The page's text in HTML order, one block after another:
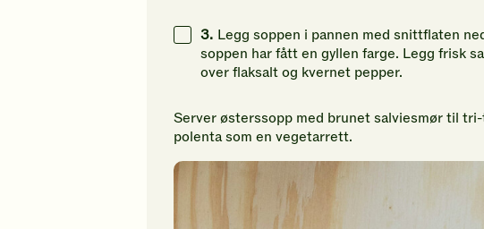
3. Legg soppen i pannen med snittflaten
soppen har fått en gyllen farge. Legg frisk
over flaksalt og kvernet pepper.
Server østerssopp med brunet salviesmør til
polenta som en vegetarrett.